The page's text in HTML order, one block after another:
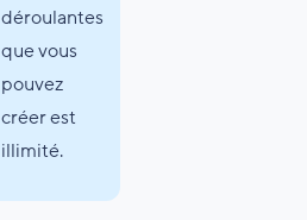
déroulantes
que vous
pouvez
créer est
illimité.